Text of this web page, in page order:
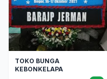
TOKO BUNGA
KEBONKELAPA